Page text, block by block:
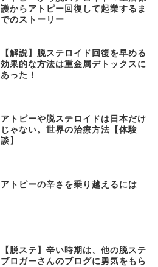
護からアトピー回復して起業するま
でのストーリー
【解説】脱ステロイド回復を早める
効果的な方法は重金属デトックスに
あった！
アトピーや脱ステロイドは日本だけ
じゃない。世界の治療方法【体験
談】
アトピーの辛さを乗り越えるには
【脱ステ】辛い時期は、他の脱ステ
ブロガーさんのブログに勇気をもら